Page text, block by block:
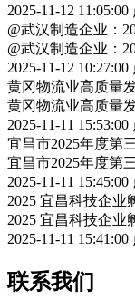
2025-11-12 11:05:00
@武汉制造企业：
@武汉制造企业：
2025-11-12 10:27:00
黄冈物流业高质量
黄冈物流业高质量
2025-11-11 15:53:00
宜昌市2025年度第
宜昌市2025年度第
2025-11-11 15:45:00
2025 宜昌科技企
2025 宜昌科技企
2025-11-11 15:41:00
联系我们